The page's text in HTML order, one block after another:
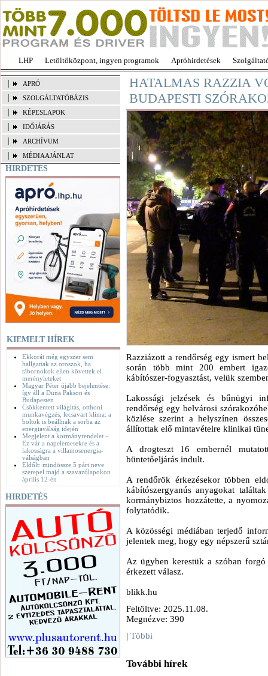
LHP Letöltőközpont, ingyen programok Apróhirdetések
APRÓ
SZOLGÁLTATÓBÁZIS
KÉPESLAPOK
IDŐJÁRÁS
ARCHÍVUM
MÉDIAAJÁNLAT
HIRDETÉS
KIEMELT HÍREK
Ekkorát még egyszer sem
hallgattak az oroszok, ha
tábornokok ellen követtek el
merényleteket
Magyar Péter újabb bejelentése:
így áll a Duna Pakson és
Budapesten
Csökkentett világítás, otthoni
munkavégzés, lecsavart klíma: a
boltok is beállnak a sorba az
energiaválság idején
Megjelent a kormányrendelet –
Ez vár a napelemesekre és a
lakosságra a villamosenergia-
válságban
Eldőlt: mindössze 5 párt neve
szerepel majd a szavazólapokon
április 12-én
HIRDETÉS
HATALMAS RAZZIA
BUDAPESTI
Razziázott a rendőrség egy ismert
során több mint 200 embert
kábítószer-fogyasztást, velük
Lakossági jelzések és bűnügyi
rendőrség egy belvárosi
közlése szerint a helyszínen
állítottak elő mintavételre klinikai
A drogteszt 16 embernél
büntetőeljárás indult.
A rendőrök érkezésekor többen
kábítószergyanús anyagokat
kormánybiztos hozzátette, a
folytatódik.
A közösségi médiában terjedő
jelentek meg, hogy egy népszerű
Az ügyben kerestük a szóban
érkezett válasz.
blikk.hu
Feltöltve: 2025.11.08.
Megnézve: 390
| Többi
További hírek